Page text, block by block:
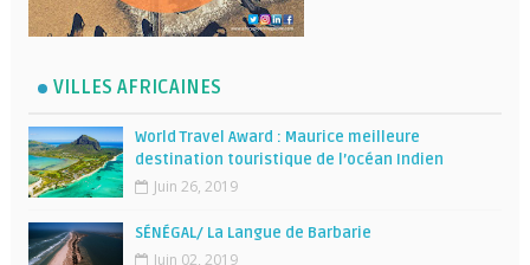
VILLES AFRICAINES
World Travel Award : Maurice meilleure
destination touristique de l’océan Indien
Juin 26, 2019
SÉNÉGAL/ La Langue de Barbarie
Juin 02, 2019